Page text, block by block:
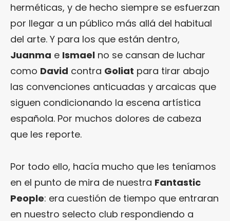
herméticas, y de hecho siempre se esfuerzan
por llegar a un público más allá del habitual
del arte. Y para los que están dentro,
Juanma e Ismael no se cansan de luchar
como David contra Goliat para tirar abajo
las convenciones anticuadas y arcaicas que
siguen condicionando la escena artística
española. Por muchos dolores de cabeza
que les reporte.
Por todo ello, hacía mucho que les teníamos
en el punto de mira de nuestra Fantastic
People: era cuestión de tiempo que entraran
en nuestro selecto club respondiendo a